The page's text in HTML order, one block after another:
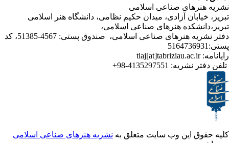
صناعی اسلامی
آزادی، میدان حکیم نظامی، دانشگاه هنر اسلامی
هنرهای صناعی اسلامی،
دفتر نشریه هنرهای صناعی اسلامی، صندوق پستی: 4567-51385، کد
نشریه:4135297551-98+
این وب سایت متعلق بهنشریه هنرهای صناعی اسلامی